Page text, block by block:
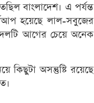
বাংলাদেশ। এ পর্যন্ত
হয়েছে লাল-সবুজের
দলটি আগের চেয়ে অনেক
কিছুটা অসন্তুষ্টি রয়েছে